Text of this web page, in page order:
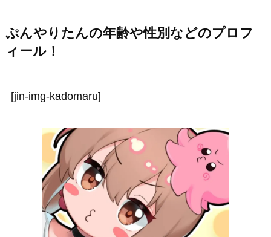
ぷんやりたんの年齢や性別などのプロフ
ィール！
[jin-img-kadomaru]